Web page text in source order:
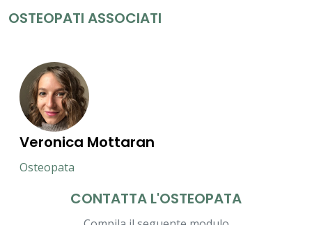
OSTEOPATI ASSOCIATI
Veronica Mottaran
Osteopata
CONTATTA L'OSTEOPATA